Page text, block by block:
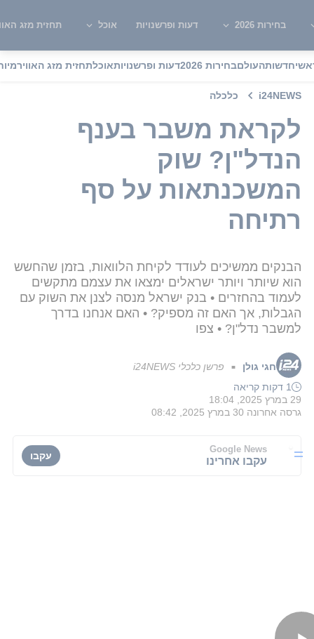
בחירות 2026 דעות ופרשנויות אוכל תחזית מזג
חדשותהעולםבחירות 2026 דעות ופרשנויותאוכלתחזית מזג האוויר
i24NEWS כלכלה
לקראת משבר בענף
הנדל"ן? שוק
המשכנתאות על סף
רתיחה
הבנקים ממשיכים לעודד לקיחת הלוואות, בזמן שהחשש
הוא שיותר ויותר ישראלים ימצאו את עצמם מתקשים
לעמוד בהחזרים • בנק ישראל מנסה לצנן את השוק עם
הגבלות, אך האם זה מספיק? • האם אנחנו בדרך
למשבר נדל"ן? • צפו
חגי גולן ■ פרשן כלכלי i24NEWS
1 דקות קריאה
29 במרץ 2025, 18:04
גרסה אחרונה 30 במרץ 2025, 08:42
Google News
עקבו אחרינו עקבו